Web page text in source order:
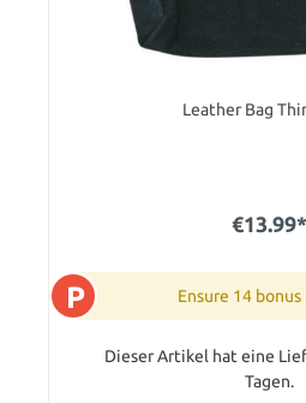
Leather Bag
€13.99*
P Ensure 14
Dieser Artikel hat eine
Tagen.